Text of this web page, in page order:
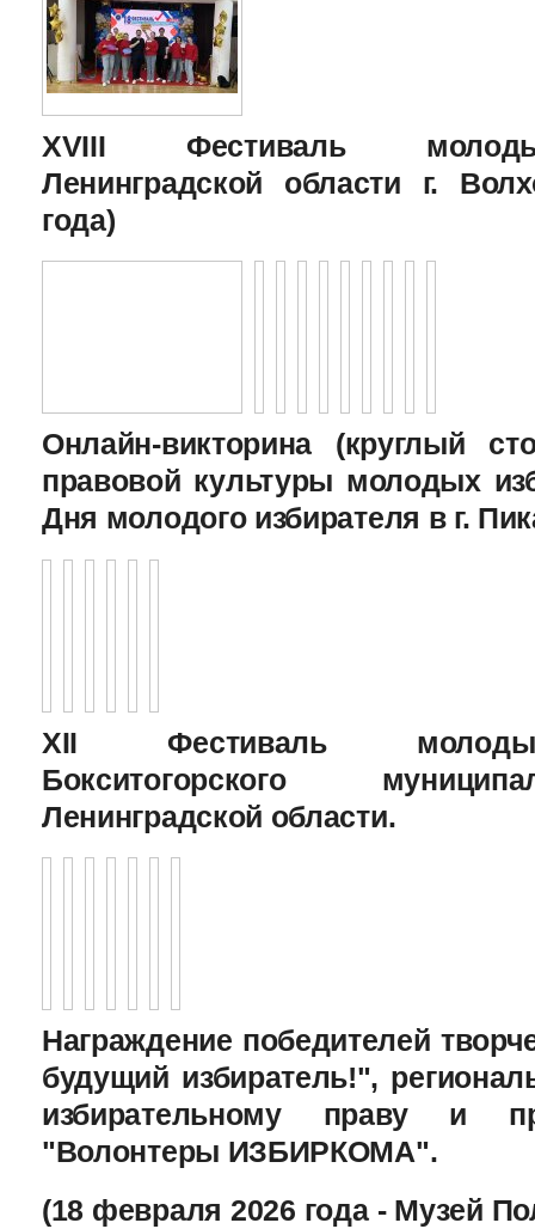
XVIII Фестиваль
Ленинградской области г.
года)
Онлайн-викторина (круглый
правовой культуры молодых
Дня молодого избирателя в г.
XII Фестиваль
Бокситогорского
Ленинградской области.
Награждение победителей
будущий избиратель!",
избирательному праву и
"Волонтеры ИЗБИРКОМА".
(18 февраля 2026 года - Музей